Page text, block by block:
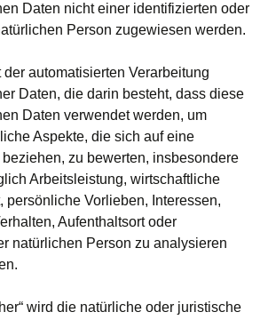
Daten nicht einer identifizierten oder
Person zugewiesen werden.
der automatisierten Verarbeitung
Daten, die darin besteht, dass diese
Daten verwendet werden, um
Aspekte, die sich auf eine
zu bewerten, insbesondere
Arbeitsleistung, wirtschaftliche
persönliche Vorlieben, Interessen,
Aufenthaltsort oder
natürlichen Person zu analysieren
wird die natürliche oder juristische